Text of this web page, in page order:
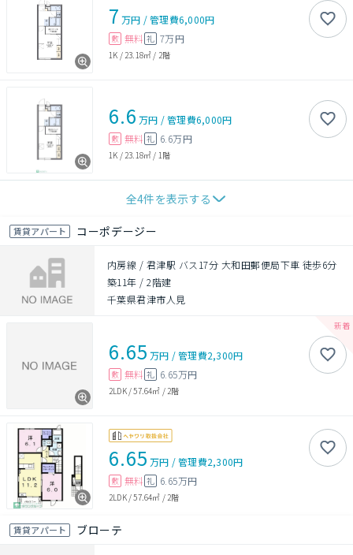
7 万円 /管理費6,000円
敷 無料 礼 7万円
1K / 23.18㎡ / 2階
6.6 万円 /管理費6,000円
敷 無料 礼 6.6万円
1K / 23.18㎡ / 1階
全4件を表示する
賃貸アパート コーポデージー
内房線 / 君津駅 バス17分 大和田郵便局下車 徒歩6分
築11年 /2階建
千葉県君津市人見
6.65 万円 /管理費2,300円
敷 無料 礼 6.65万円
2LDK/57.64㎡ / 2階
6.65 万円 /管理費2,300円
敷 無料 礼 6.65万円
2LDK/57.64㎡ /2階
賃貸アパート ブローテ